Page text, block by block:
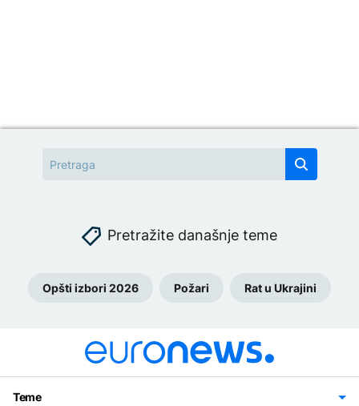
Pretražite današnje teme
Opšti izbori 2026 Požari Rat u Ukrajini
Teme